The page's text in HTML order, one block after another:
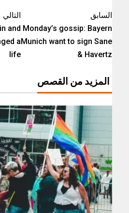
السابق
Monday’s gossip: Bayern
Munich want to sign Sane
& Havertz
التالي
and
a
life
المزيد من القصص